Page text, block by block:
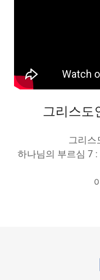
그리스도
그리스
하나님의 부르심 7